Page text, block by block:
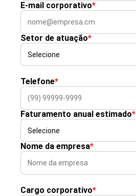
E-mail corporativo*
Setor de atuação*
Telefone*
Faturamento anual estimado*
Nome da empresa*
Cargo corporativo*